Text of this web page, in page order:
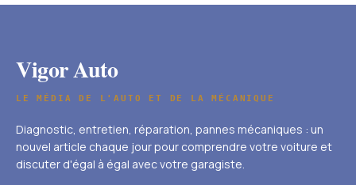
Vigor Auto
LE MÉDIA DE L'AUTO ET DE LA MÉCANIQUE
Diagnostic, entretien, réparation, pannes mécaniques : un
nouvel article chaque jour pour comprendre votre voiture et
discuter d'égal à égal avec votre garagiste.